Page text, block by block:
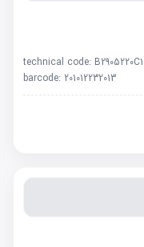
technical code: B2905220C1
barcode: 201012232013